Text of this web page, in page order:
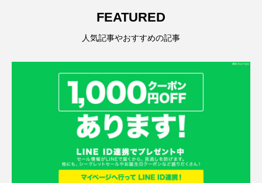
FEATURED
人気記事やおすすめの記事